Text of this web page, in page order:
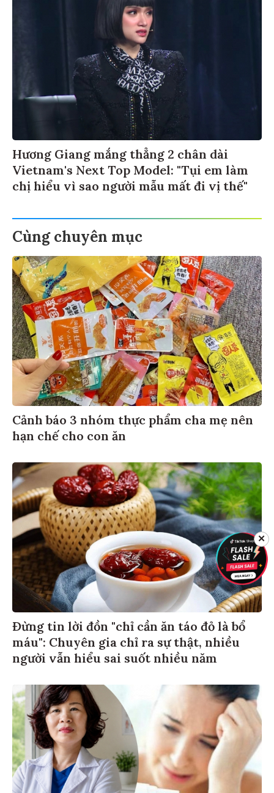
Hương Giang mắng thẳng 2 chân dài
Vietnam's Next Top Model: "Tụi em làm
chị hiểu vì sao người mẫu mất đi vị thế"
Cùng chuyên mục
Cảnh báo 3 nhóm thực phẩm cha mẹ nên
hạn chế cho con ăn
Đừng tin lời đồn "chỉ cần ăn táo đỏ là bổ
máu": Chuyên gia chỉ ra sự thật, nhiều
người vẫn hiểu sai suốt nhiều năm
✕